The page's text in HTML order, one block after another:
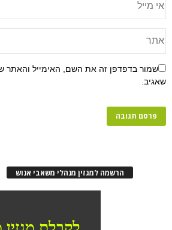
שמור בדפדפן זה את השם, האימייל והאתר
שאגיב.
הרשמה למגזין מנהלי משאבי אנוש